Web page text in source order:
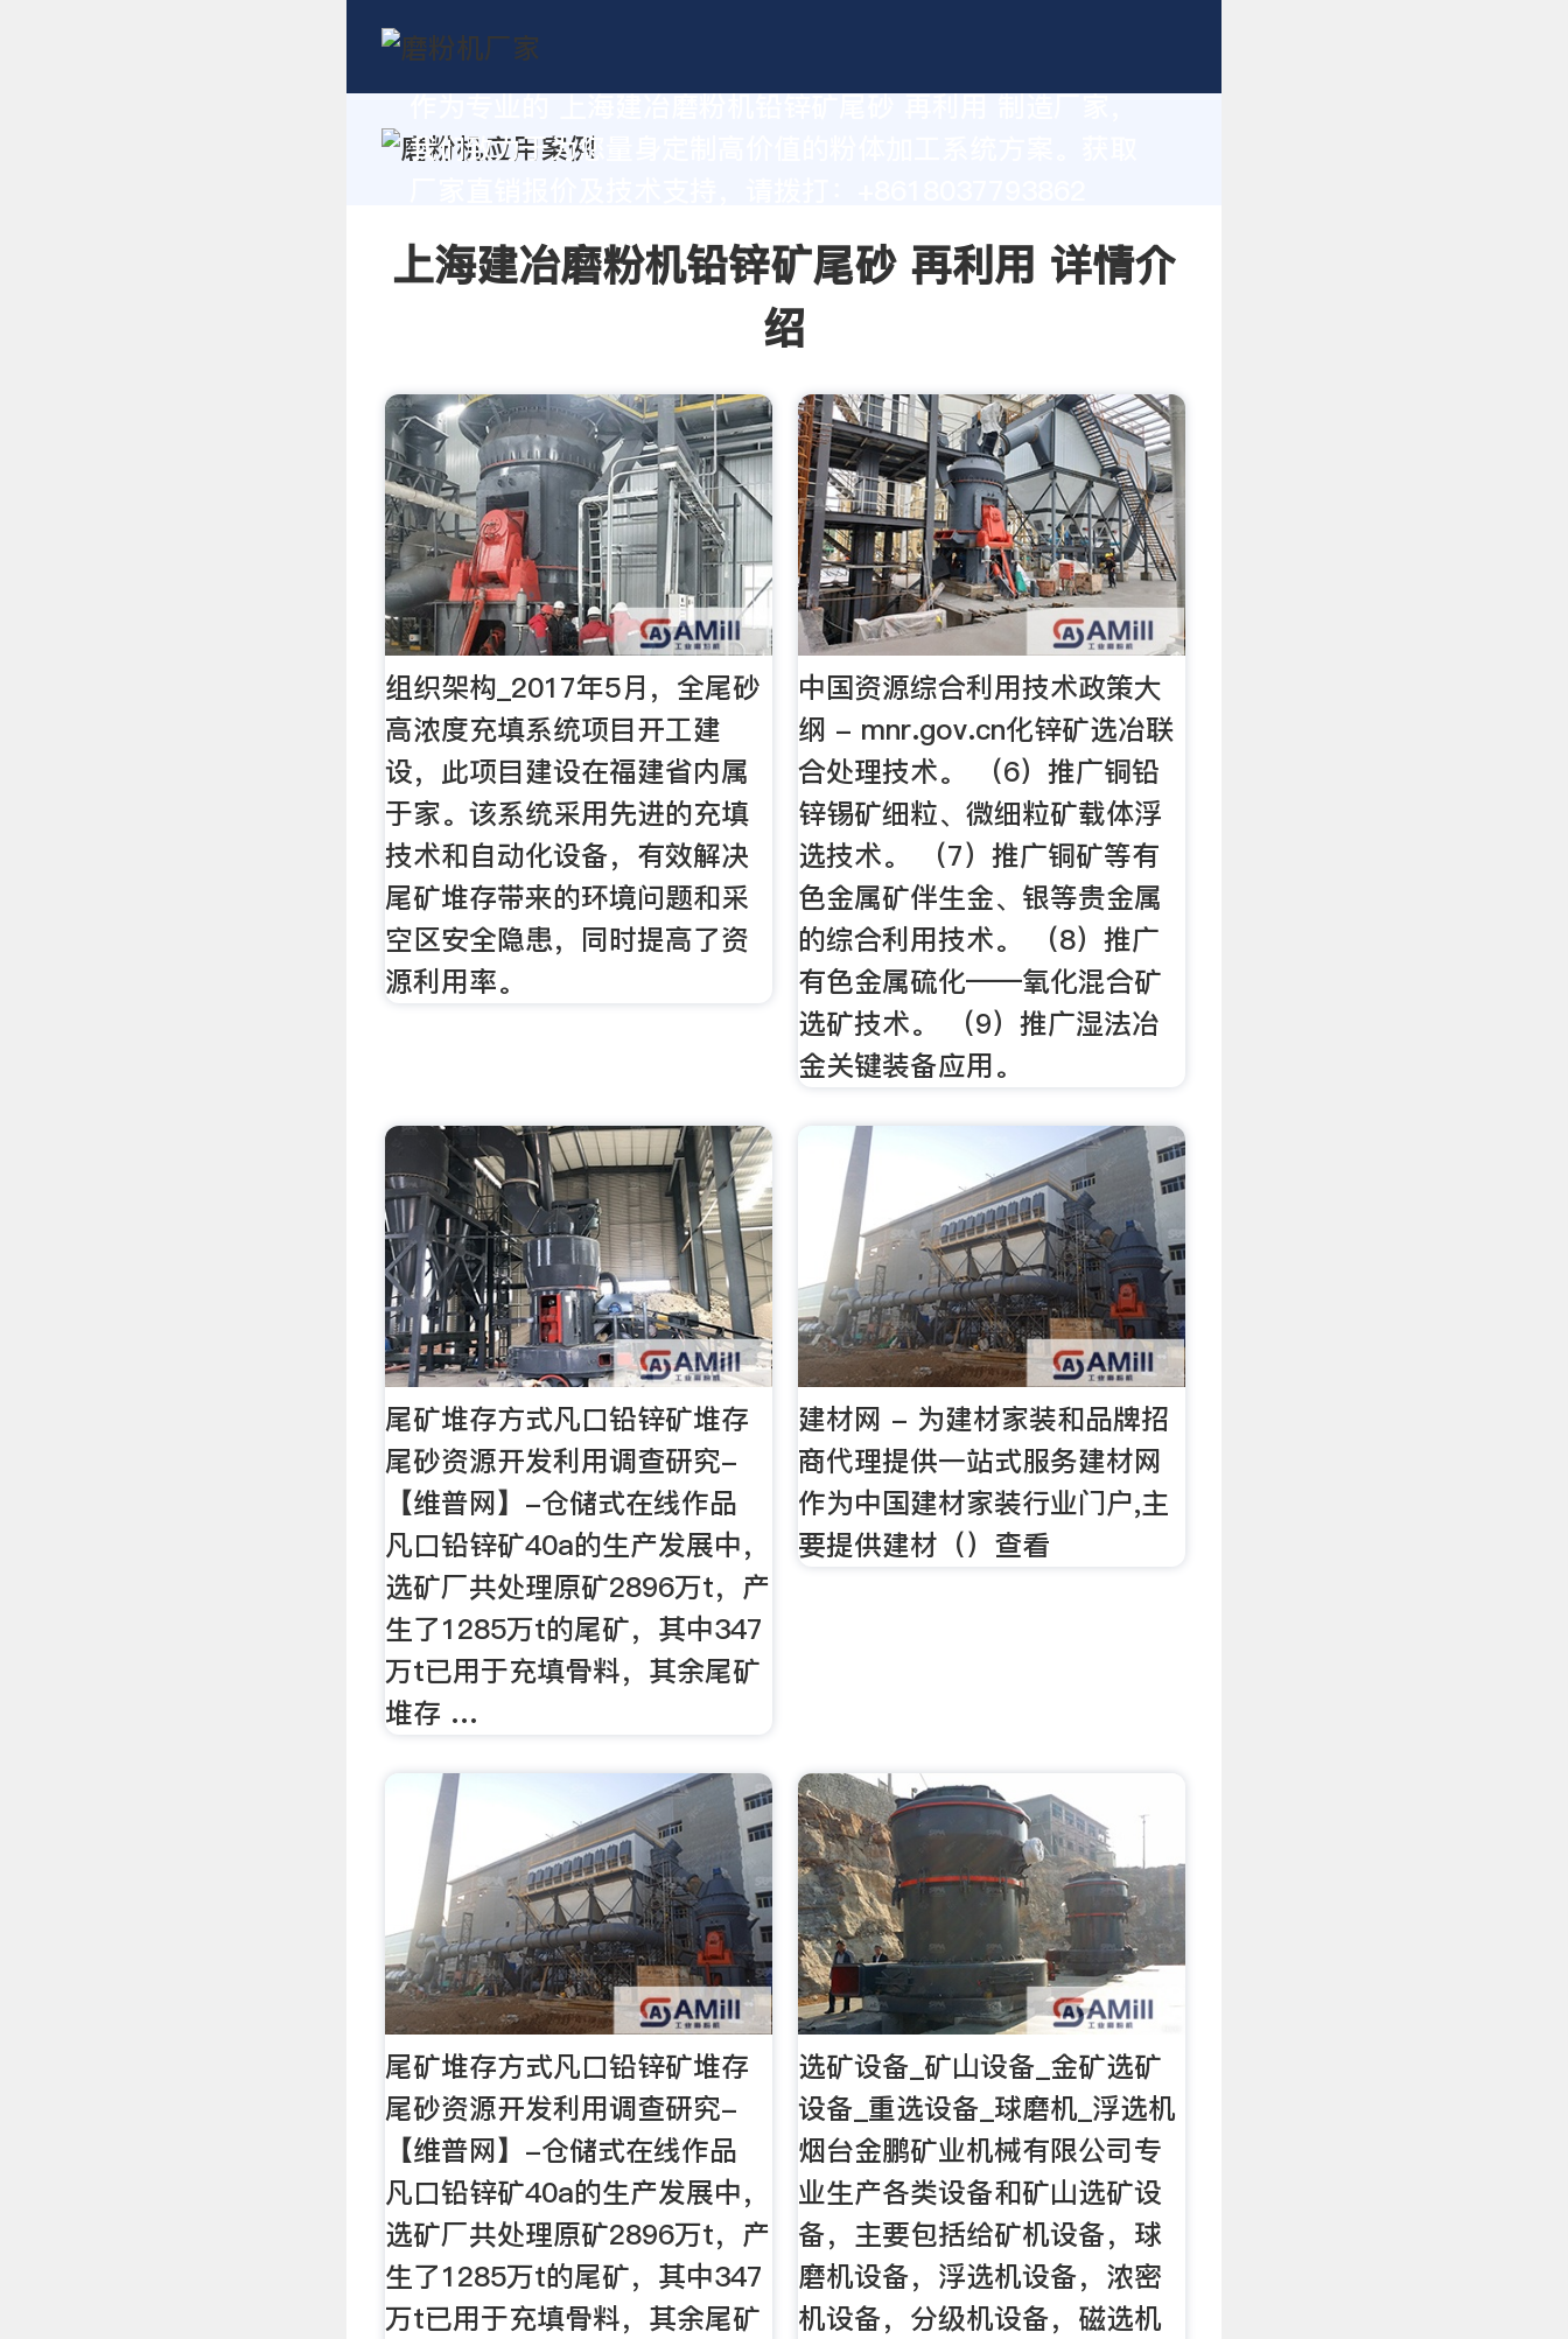
我们致力于为您量身定制高价值的粉体加工系统方案。获取
上海建冶磨粉机铅锌矿尾砂 再利用 详情介
绍
组织架构_2017年5月，全尾砂
高浓度充填系统项目开工建
设，此项目建设在福建省内属
于家。该系统采用先进的充填
技术和自动化设备，有效解决
尾矿堆存带来的环境问题和采
空区安全隐患，同时提高了资
源利用率。
中国资源综合利用技术政策大
纲 - mnr.gov.cn化锌矿选冶联
合处理技术。 （6）推广铜铅
锌锡矿细粒、微细粒矿载体浮
选技术。 （7）推广铜矿等有
色金属矿伴生金、银等贵金属
的综合利用技术。 （8）推广
有色金属硫化――氧化混合矿
选矿技术。 （9）推广湿法冶
金关键装备应用。
尾矿堆存方式凡口铅锌矿堆存
尾砂资源开发利用调查研究-
【维普网】-仓储式在线作品
凡口铅锌矿40a的生产发展中，
选矿厂共处理原矿2896万t，产
生了1285万t的尾矿，其中347
万t已用于充填骨料，其余尾矿
堆存 …
建材网 - 为建材家装和品牌招
商代理提供一站式服务建材网
作为中国建材家装行业门户,主
要提供建材（）查看
尾矿堆存方式凡口铅锌矿堆存
尾砂资源开发利用调查研究-
【维普网】-仓储式在线作品
凡口铅锌矿40a的生产发展中，
选矿厂共处理原矿2896万t，产
生了1285万t的尾矿，其中347
万t已用于充填骨料，其余尾矿
选矿设备_矿山设备_金矿选矿
设备_重选设备_球磨机_浮选机
烟台金鹏矿业机械有限公司专
业生产各类设备和矿山选矿设
备，主要包括给矿机设备，球
磨机设备，浮选机设备，浓密
机设备，分级机设备，磁选机